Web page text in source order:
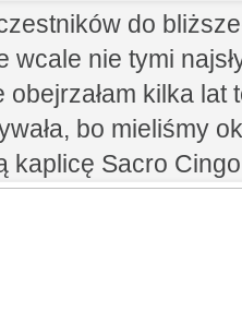
do
wcale nie tymi
obejrzałam kilka lat
bo mieliśmy
kaplicę Sacro